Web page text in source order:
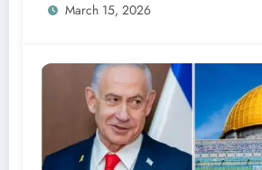
March 15, 2026